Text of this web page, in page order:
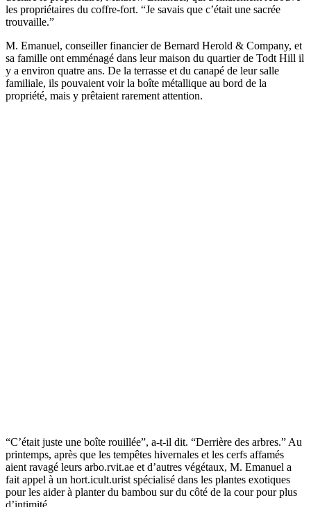
les propriétaires du coffre-fort. “Je savais que c’était une sacrée
trouvaille.”
M. Emanuel, conseiller financier de Bernard Herold & Company, et
sa famille ont emménagé dans leur maison du quartier de Todt Hill il
y a environ quatre ans. De la terrasse et du canapé de leur salle
familiale, ils pouvaient voir la boîte métallique au bord de la
propriété, mais y prêtaient rarement attention.
“C’était juste une boîte rouillée”, a-t-il dit. “Derrière des arbres.” Au
printemps, après que les tempêtes hivernales et les cerfs affamés
aient ravagé leurs arbo.rvit.ae et d’autres végétaux, M. Emanuel a
fait appel à un hort.icult.urist spécialisé dans les plantes exotiques
pour les aider à planter du bambou sur du côté de la cour pour plus
d’intimité.